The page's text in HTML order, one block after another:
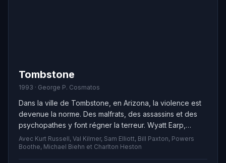
Tombstone
1993 · George P. Cosmatos
Dans la ville de Tombstone, en Arizona, la violence est
devenue la norme. Des malfrats, des assassins et des
psychopathes y font régner la terreur. Wyatt Earp,
ancien marshal de Dodge City, arrive dans la ville en
quête de calme et de tranquillité, mais il se rend vite
compte que cela ne sera pas facile. Avec l'aide de son
Avec Kurt Russell, Val Kilmer, Sam Elliott, Bill Paxton, Powers
Boothe, Michael Biehn et Charlton Heston